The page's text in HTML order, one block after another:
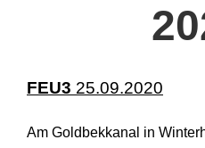
FEU3 25.09.2020
Am Goldbekkanal in